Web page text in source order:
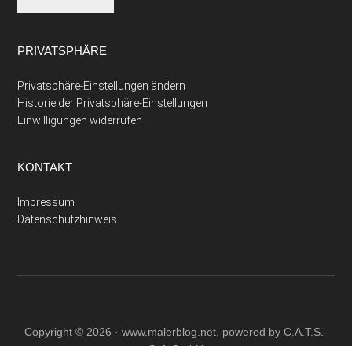
PRIVATSPHÄRE
Privatsphäre-Einstellungen ändern
Historie der Privatsphäre-Einstellungen
Einwilligungen widerrufen
KONTAKT
Impressum
Datenschutzhinweis
Copyright © 2026 · www.malerblog.net . powered by C.A.T.S.-